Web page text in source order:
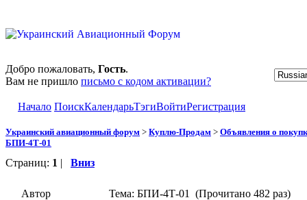
Добро пожаловать, Гость.
Вам не пришло письмо с кодом активации?
Начало ПоискКалендарьТэгиВойтиРегистрация
Украинский авиационный форум > Куплю-Продам > Объявления о
БПИ-4Т-01
Страниц: 1 | Вниз
Автор
Тема: БПИ-4Т-01 (Прочитано 482 раз)